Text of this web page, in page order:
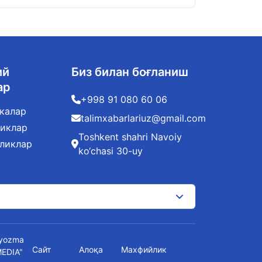
Биз билан боғланиш
+998 91 080 60 06
talimxabarlariuz@gmail.com
Toshkent shahri Navoiy
ko‘chasi 30-uy
Сайт
Алоқа
Махфийлик